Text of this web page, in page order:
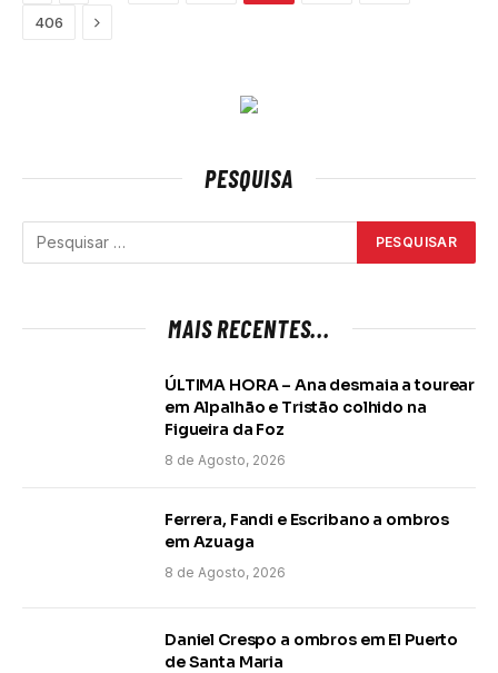
406 Next
PESQUISA
MAIS RECENTES...
ÚLTIMA HORA – Ana desmaia a tourear
em Alpalhão e Tristão colhido na
Figueira da Foz
8 de Agosto, 2026
Ferrera, Fandi e Escribano a ombros
em Azuaga
8 de Agosto, 2026
Daniel Crespo a ombros em El Puerto
de Santa Maria